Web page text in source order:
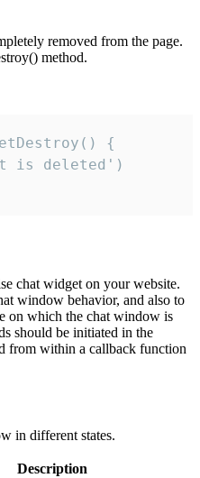
removed from the page.
method.
{
is deleted')
chat widget on your website.
window behavior, and also to
on which the chat window is
should be initiated in the
from within a callback function
in different states.
Description